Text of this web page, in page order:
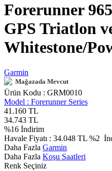
Forerunner
GPS Triatlon
Whitestone/
Garmin
Mağazada Mevcut
Ürün Kodu : GRM0010
Model : Forerunner Series
41.160 TL
34.743 TL
%16 İndirim
Havale Fiyatı : 34.048 TL %2
Daha Fazla Garmin
Daha Fazla Koşu Saatleri
Renk Seçiniz